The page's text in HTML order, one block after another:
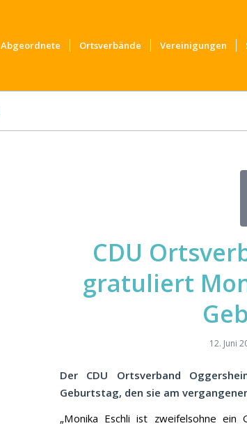
Abgeordnete Ortsverbände Vereinigungen
CDU
gratuliert
12. Juni
Der CDU Ortsverband
Geburtstag, den sie am
„Monika Eschli ist zweifelsohne ein